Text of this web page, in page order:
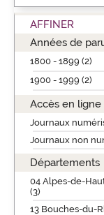
AFFINER
Années de
1800 - 1899 (2)
1900 - 1999 (2)
Accès en ligne
Journaux
Journaux non
Départements
04 Alpes-de-
(3)
13 Bouches-du-